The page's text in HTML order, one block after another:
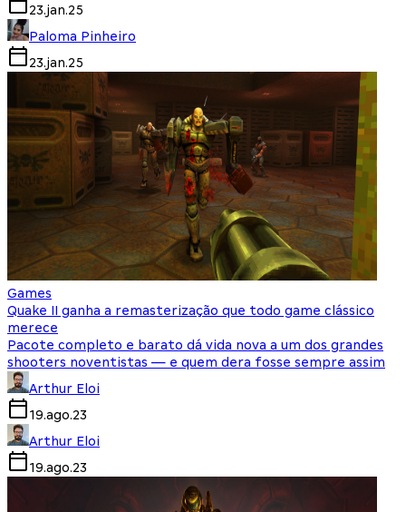
23.jan.25
Paloma Pinheiro
23.jan.25
Games
Quake II ganha a remasterização que todo game clássico
merece
Pacote completo e barato dá vida nova a um dos grandes
shooters noventistas — e quem dera fosse sempre assim
Arthur Eloi
19.ago.23
Arthur Eloi
19.ago.23